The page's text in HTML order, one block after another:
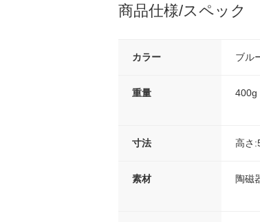
商品仕様/スペック
カラー ブル
重量 400g
寸法 高さ
素材 陶磁